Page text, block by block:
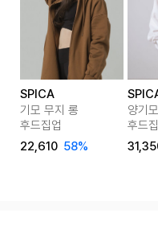
SPICA
기모 무지 롱
후드집업
22,610 58%
양기
후드